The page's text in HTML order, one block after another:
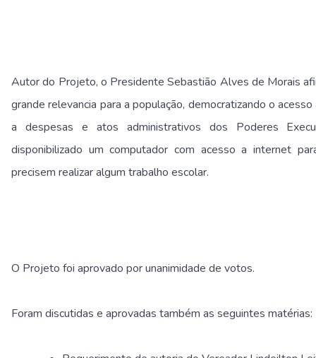
Autor do Projeto, o Presidente Sebastião Alves de Morais
grande relevancia para a população, democratizando o
a despesas e atos administrativos dos Poderes
disponibilizado um computador com acesso a internet
precisem realizar algum trabalho escolar.
O Projeto foi aprovado por unanimidade de votos.
Foram discutidas e aprovadas também as seguintes matérias: